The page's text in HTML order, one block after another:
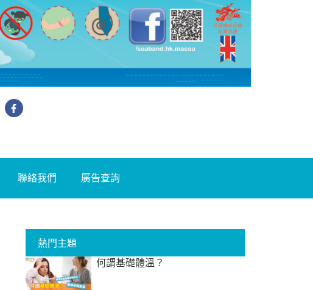
聯絡我們 廣告查詢
熱門主題
何謂基礎體溫？